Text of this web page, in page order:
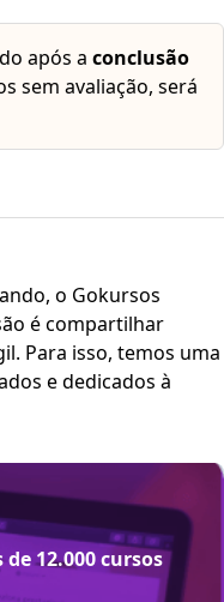
após a conclusão
sem avaliação, será
o Gokursos
é compartilhar
e dedicados à
12.000 cursos